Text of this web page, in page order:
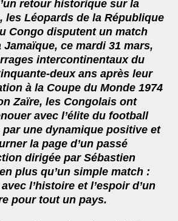
at
s
A
p
p
ar
e
retour historique sur la
les Léopards de la République
Congo disputent un match
ce mardi 31 mars,
intercontinentaux du
deux ans après leur
à la Coupe du Monde 1974
Zaïre, les Congolais ont
avec l’élite du football
une dynamique positive et
la page d’un passé
dirigée par Sébastien
plus qu’un simple match :
l’histoire et l’espoir d’un
pour tout un pays.